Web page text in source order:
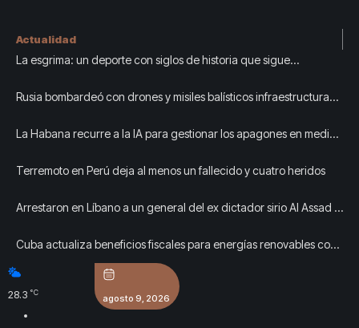
Actualidad
La esgrima: un deporte con siglos de historia que sigue
Rusia bombardeó con drones y misiles balísticos infraestructura
La Habana recurre a la IA para gestionar los apagones en medio
Terremoto en Perú deja al menos un fallecido y cuatro heridos
Arrestaron en Líbano a un general del ex dictador sirio Al Assad y
Cuba actualiza beneficios fiscales para energías renovables con
alcance a sectores estatal y no estatal (+ Video)
28.3 °C
agosto 9, 2026